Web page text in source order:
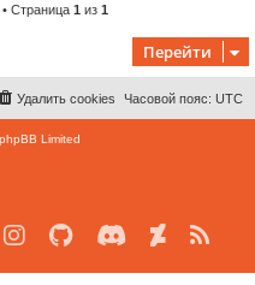
Страница 1 из 1
Перейти
Часовой пояс: UTC
Удалить cookies
Limited